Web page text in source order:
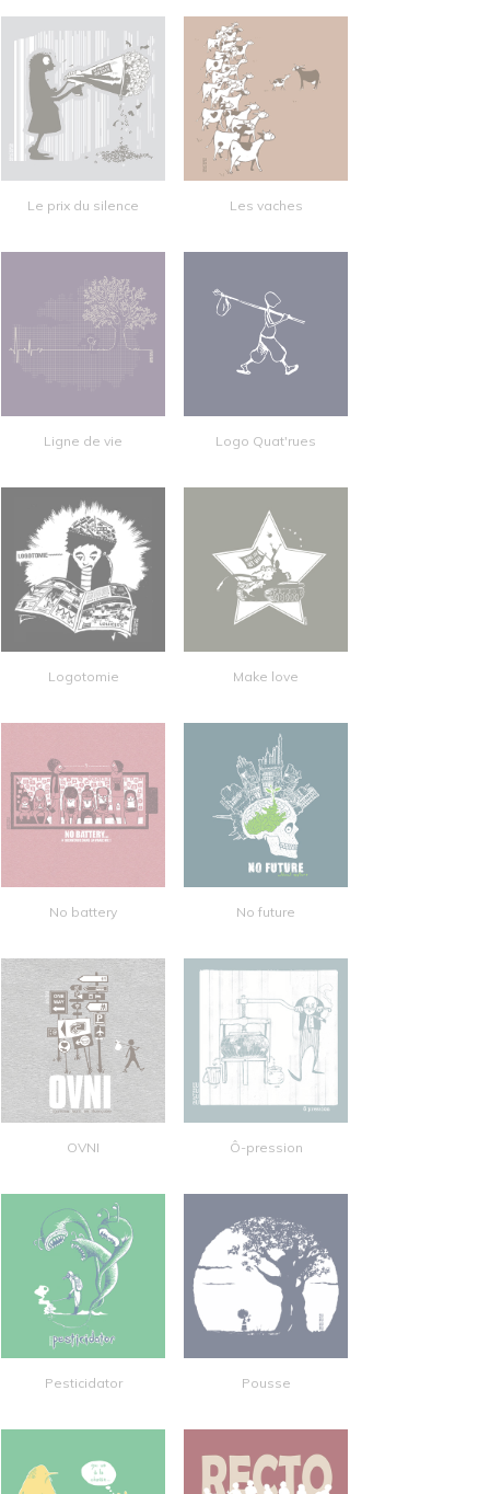
Le prix du silence Les vaches
Ligne de vie Logo Quat'rues
Logotomie Make love
No battery No future
OVNI Ô-pression
Pesticidator Pousse